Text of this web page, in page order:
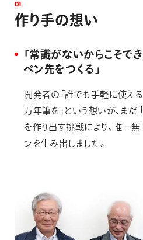
01
作り手の想い
「常識がないからこそで
ペン先をつくる」
開発者の「誰でも手軽に使え
万年筆を」という想いが、ま
を作り出す挑戦により、唯一
ンを生み出しました。